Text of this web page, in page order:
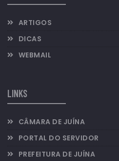
ARTIGOS
DICAS
WEBMAIL
LINKS
CÂMARA DE JUÍNA
PORTAL DO SERVIDOR
PREFEITURA DE JUÍNA